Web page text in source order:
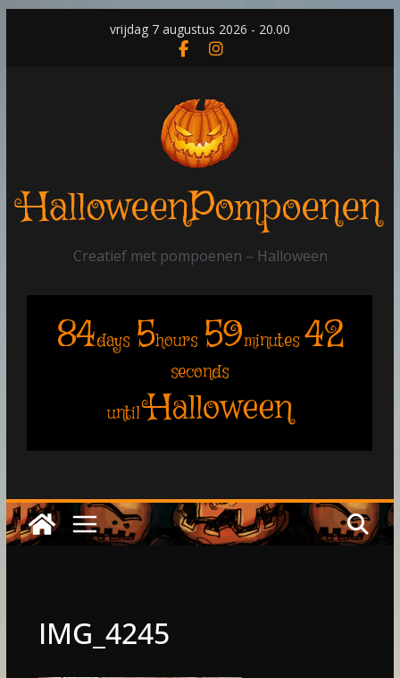
vrijdag 7 augustus 2026 - 20.00
HalloweenPompoenen
Creatief met pompoenen – Halloween
84days 5hours 59minutes 42
seconds
until Halloween
IMG_4245